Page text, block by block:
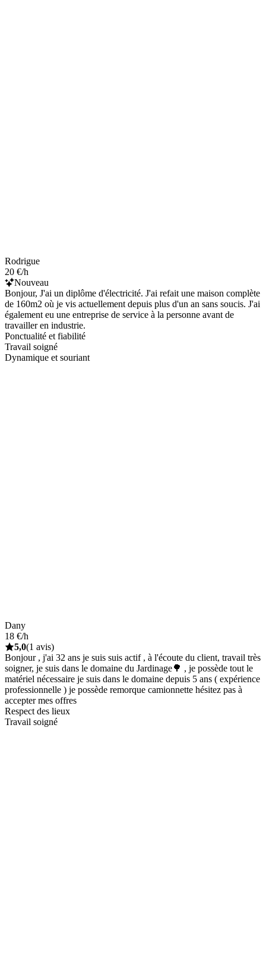
Rodrigue
20 €/h
Nouveau
Bonjour, J'ai un diplôme d'électricité. J'ai refait une maison complète
de 160m2 où je vis actuellement depuis plus d'un an sans soucis. J'ai
également eu une entreprise de service à la personne avant de
travailler en industrie.
Ponctualité et fiabilité
Travail soigné
Dynamique et souriant
Dany
18 €/h
5,0(1 avis)
Bonjour , j'ai 32 ans je suis suis actif , à l'écoute du client, travail très
soigner, je suis dans le domaine du Jardinage🌳 , je possède tout le
matériel nécessaire je suis dans le domaine depuis 5 ans ( expérience
professionnelle ) je possède remorque camionnette hésitez pas à
accepter mes offres
Respect des lieux
Travail soigné